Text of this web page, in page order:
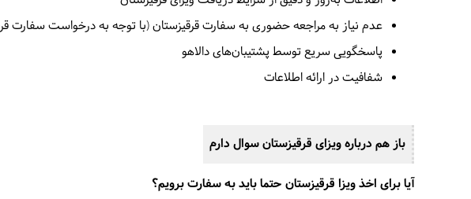
عدم نیاز به مراجعه‌ حضوری به سفارت قرقیزستان (با توجه به درخواست
پاسخگویی سریع توسط پشتیبان‌های دالاهو
شفافیت در ارائه‌ اطلاعات
باز هم درباره ویزای قرقیزستان سوال دارم
آیا برای اخذ ویزا قرقیزستان حتما باید به سفارت برویم؟